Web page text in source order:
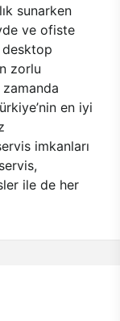
sunarken
ve ofiste
zorlu
en iyi
imkanları
ile de her